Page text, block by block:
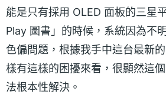
能是只有採用 OLED 面板的三星
Play 圖書」的時候，系統因為不
色偏問題，根據我手中這台最新
樣有這樣的困擾來看，很顯然這
法根本性解決。